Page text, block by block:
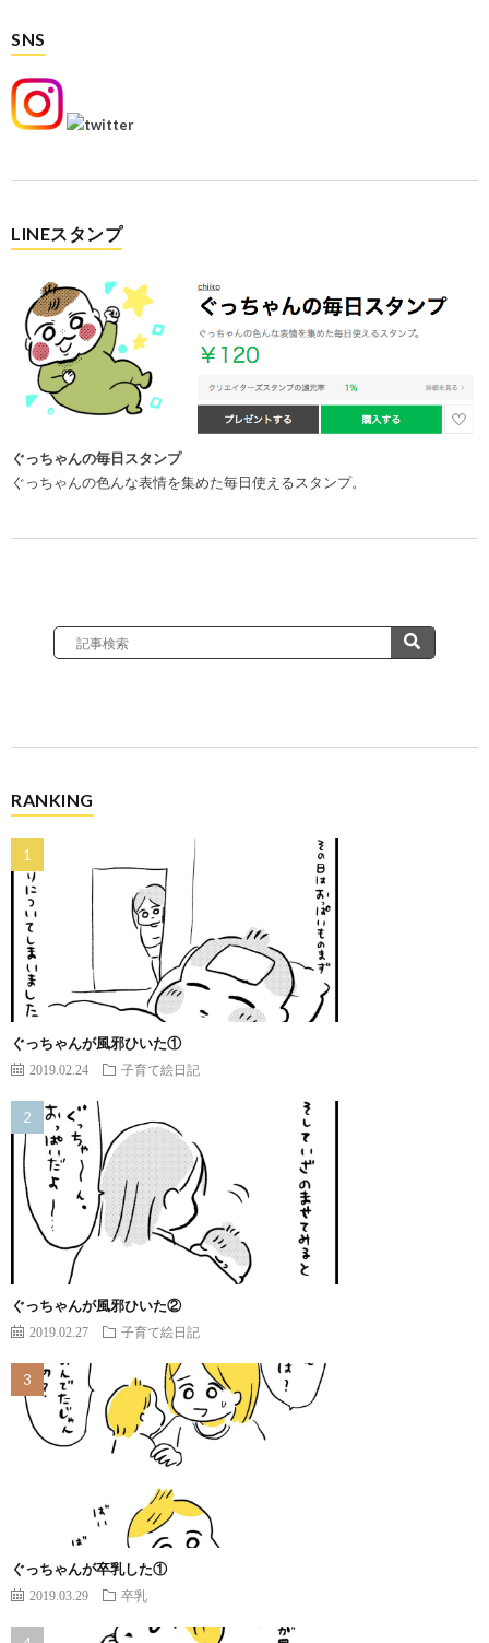
SNS
LINEスタンプ
ぐっちゃんの毎日スタンプ
ぐっちゃんの色んな表情を集めた毎日使えるスタンプ。
RANKING
ぐっちゃんが風邪ひいた①
2019.02.24 子育て絵日記
ぐっちゃんが風邪ひいた②
2019.02.27 子育て絵日記
ぐっちゃんが卒乳した①
2019.03.29 卒乳